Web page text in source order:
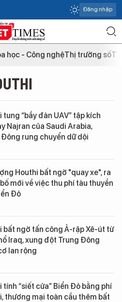
Đăng nhập
học - Công nghệThị trường số
tung “bầy đàn UAV” tập kích
Najran của Saudi Arabia,
rung chuyển dữ dội
Houthi bất ngờ "quay xe", ra
mới về việc thu phí tàu thuyền
Đỏ
bất ngờ tấn công Ả-rập Xê-út từ
Iraq, xung đột Trung Đông
lan rộng
tính “siết cửa” Biển Đỏ bằng phí
thương mại toàn cầu thêm bất